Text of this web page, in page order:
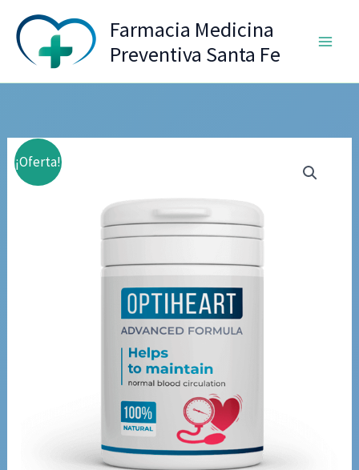
contenido
Farmacia Medicina
Preventiva Santa Fe
¡Oferta!